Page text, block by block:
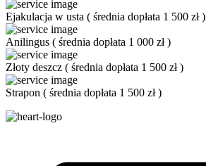
Ejakulacja w usta ( średnia dopłata 1 500 zł)
Anilingus ( średnia dopłata 1 000 zł)
Złoty deszcz ( średnia dopłata 1 500 zł)
Strapon ( średnia dopłata 1 500 zł)